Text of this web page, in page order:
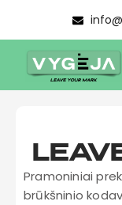
Pramoniniai
brūkšninio